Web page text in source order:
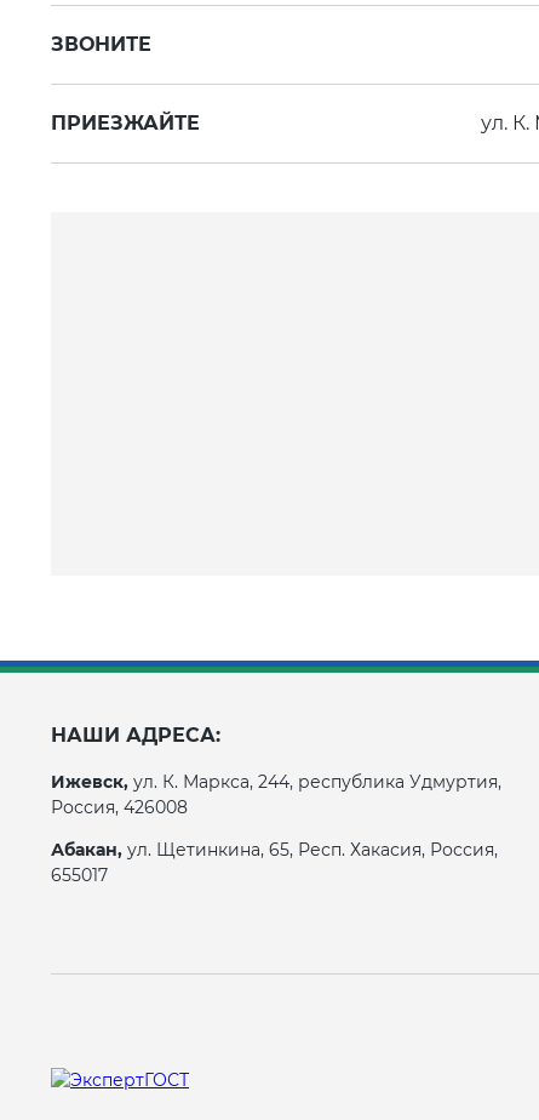
ЗВОНИТЕ
ПРИЕЗЖАЙТЕ ул. К.
НАШИ АДРЕСА:
Ижевск, ул. К. Маркса, 244, республика Удмуртия,
Россия, 426008
Абакан, ул. Щетинкина, 65, Респ. Хакасия, Россия,
655017